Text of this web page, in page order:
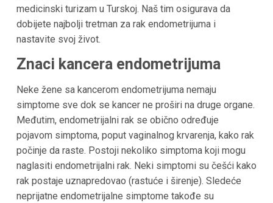
medicinski turizam u Turskoj. Naš tim osigurava da
dobijete najbolji tretman za rak endometrijuma i
nastavite svoj život.
Znaci kancera endometrijuma
Neke žene sa kancerom endometrijuma nemaju
simptome sve dok se kancer ne proširi na druge organe.
Međutim, endometrijalni rak se obično određuje
pojavom simptoma, poput vaginalnog krvarenja, kako rak
počinje da raste. Postoji nekoliko simptoma koji mogu
naglasiti endometrijalni rak. Neki simptomi su češći kako
rak postaje uznapredovao (rastuće i širenje). Sledeće
neprijatne endometrijalne simptome takođe su